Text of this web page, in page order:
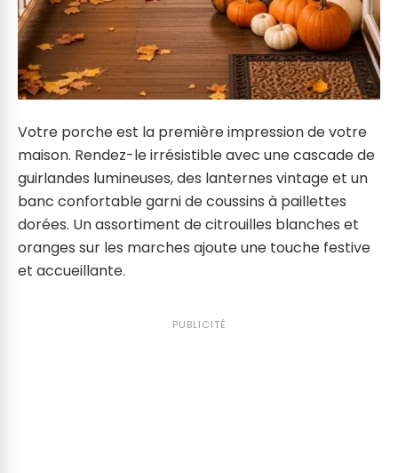
Votre porche est la première impression de votre
maison. Rendez-le irrésistible avec une cascade de
guirlandes lumineuses, des lanternes vintage et un
banc confortable garni de coussins à paillettes
dorées. Un assortiment de citrouilles blanches et
oranges sur les marches ajoute une touche festive
et accueillante.
PUBLICITÉ